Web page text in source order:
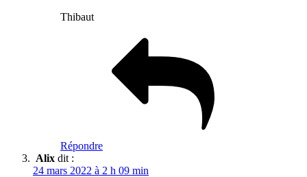
Thibaut
Répondre
Alix dit :
24 mars 2022 à 2 h 09 min